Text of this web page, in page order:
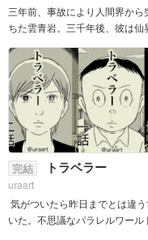
三年前、事故により人間界から
ちた雲青岩。三千年後、彼は仙
は三年しか過ぎていなかった
する人を守る力もなかった俺
完結 トラベラー
uraart
気がついたら昨日までとは違
いた。不思議なパラレルワー